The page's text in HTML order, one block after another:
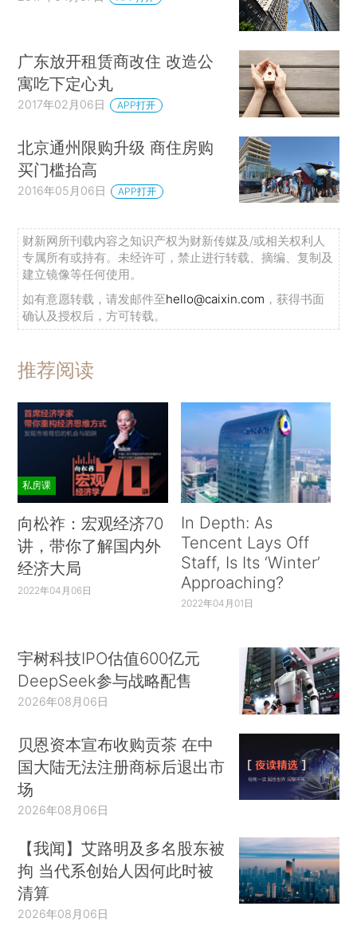
广东放开租赁商改住 改造公
寓吃下定心丸
2017年02月06日 APP打开
北京通州限购升级 商住房购
买门槛抬高
2016年05月06日 APP打开
财新网所刊载内容之知识产权为财新传媒及/或相关权利人
专属所有或持有。未经许可，禁止进行转载、摘编、复制及
建立镜像等任何使用。
如有意愿转载，请发邮件至hello@caixin.com ，获得书面
确认及授权后，方可转载。
推荐阅读
私房课
向松祚：宏观经济70
讲，带你了解国内外
经济大局
2022年04月06日
In Depth: As
Tencent Lays Off
Staff, Is Its ‘Winter’
Approaching?
2022年04月01日
宇树科技IPO估值600亿元
DeepSeek参与战略配售
2026年08月06日
贝恩资本宣布收购贡茶 在中
国大陆无法注册商标后退出市
场
2026年08月06日
【我闻】艾路明及多名股东被
拘 当代系创始人因何此时被
清算
2026年08月06日